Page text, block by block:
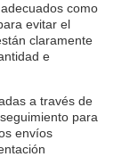
como
evitar el
claramente
e
a través de
para
envíos